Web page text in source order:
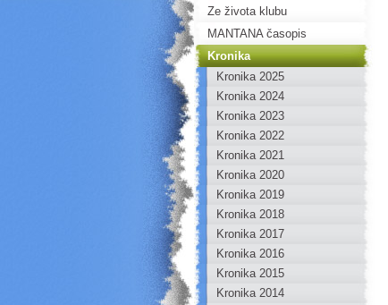
Ze života klubu
MANTANA časopis
Kronika
Kronika 2025
Kronika 2024
Kronika 2023
Kronika 2022
Kronika 2021
Kronika 2020
Kronika 2019
Kronika 2018
Kronika 2017
Kronika 2016
Kronika 2015
Kronika 2014